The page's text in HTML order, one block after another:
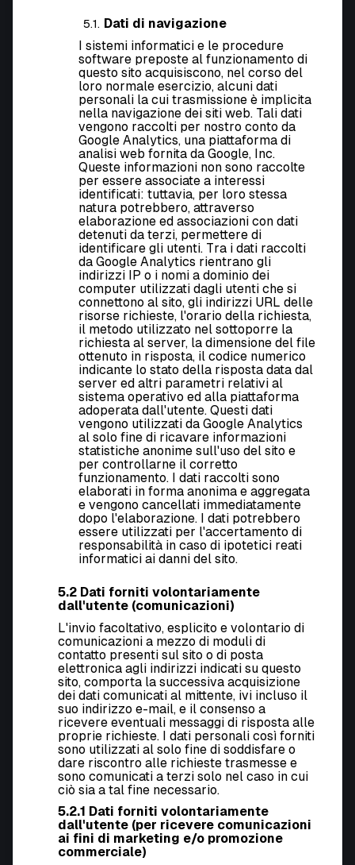
Dati di navigazione
I sistemi informatici e le procedure
software preposte al funzionamento di
questo sito acquisiscono, nel corso del
loro normale esercizio, alcuni dati
personali la cui trasmissione è implicita
nella navigazione dei siti web. Tali dati
vengono raccolti per nostro conto da
Google Analytics, una piattaforma di
analisi web fornita da Google, Inc.
Queste informazioni non sono raccolte
per essere associate a interessi
identificati: tuttavia, per loro stessa
natura potrebbero, attraverso
elaborazione ed associazioni con dati
detenuti da terzi, permettere di
identificare gli utenti. Tra i dati raccolti
da Google Analytics rientrano gli
indirizzi IP o i nomi a dominio dei
computer utilizzati dagli utenti che si
connettono al sito, gli indirizzi URL delle
risorse richieste, l'orario della richiesta,
il metodo utilizzato nel sottoporre la
richiesta al server, la dimensione del file
ottenuto in risposta, il codice numerico
indicante lo stato della risposta data dal
server ed altri parametri relativi al
sistema operativo ed alla piattaforma
adoperata dall'utente. Questi dati
vengono utilizzati da Google Analytics
al solo fine di ricavare informazioni
statistiche anonime sull'uso del sito e
per controllarne il corretto
funzionamento. I dati raccolti sono
elaborati in forma anonima e aggregata
e vengono cancellati immediatamente
dopo l'elaborazione. I dati potrebbero
essere utilizzati per l'accertamento di
responsabilità in caso di ipotetici reati
informatici ai danni del sito.
5.2 Dati forniti volontariamente
dall'utente (comunicazioni)
L'invio facoltativo, esplicito e volontario di
comunicazioni a mezzo di moduli di
contatto presenti sul sito o di posta
elettronica agli indirizzi indicati su questo
sito, comporta la successiva acquisizione
dei dati comunicati al mittente, ivi incluso il
suo indirizzo e-mail, e il consenso a
ricevere eventuali messaggi di risposta alle
proprie richieste. I dati personali così forniti
sono utilizzati al solo fine di soddisfare o
dare riscontro alle richieste trasmesse e
sono comunicati a terzi solo nel caso in cui
ciò sia a tal fine necessario.
5.2.1 Dati forniti volontariamente
dall'utente (per ricevere comunicazioni
ai fini di marketing e/o promozione
commerciale)